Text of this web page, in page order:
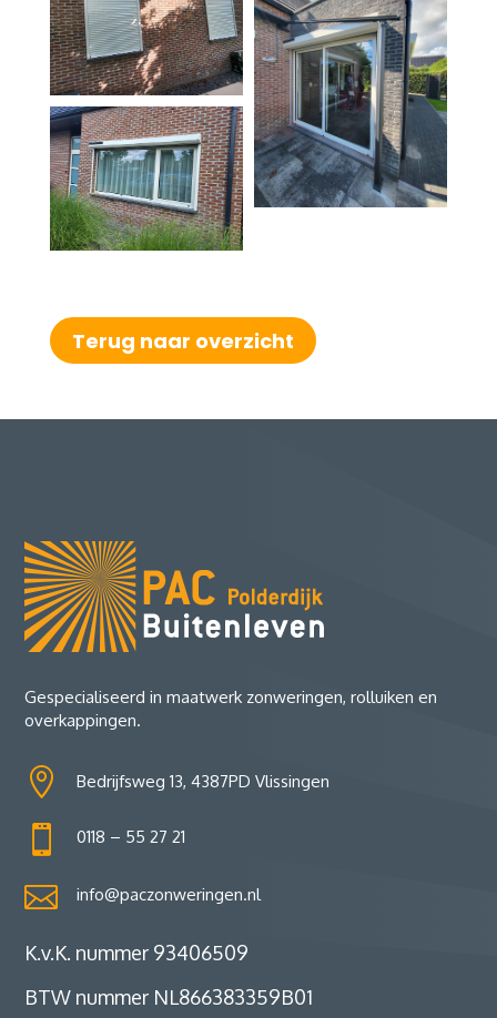
Terug naar overzicht
Gespecialiseerd in maatwerk zonweringen, rolluiken en
overkappingen.
 Bedrijfsweg 13, 4387PD Vlissingen
 0118 – 55 27 21
 info@paczonweringen.nl
K.v.K. nummer 93406509
BTW nummer NL866383359B01